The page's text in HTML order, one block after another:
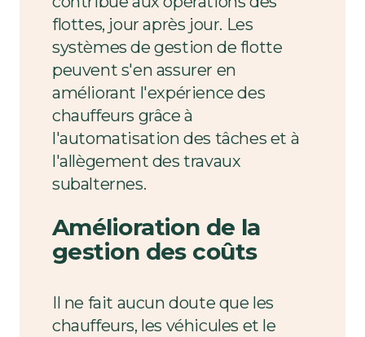
flottes, jour après jour. Les
systèmes de gestion de flotte
peuvent s'en assurer en
améliorant l'expérience des
chauffeurs grâce à
l'automatisation des tâches et à
l'allègement des travaux
subalternes.
Amélioration de la
gestion des coûts
Il ne fait aucun doute que les
chauffeurs, les véhicules et le